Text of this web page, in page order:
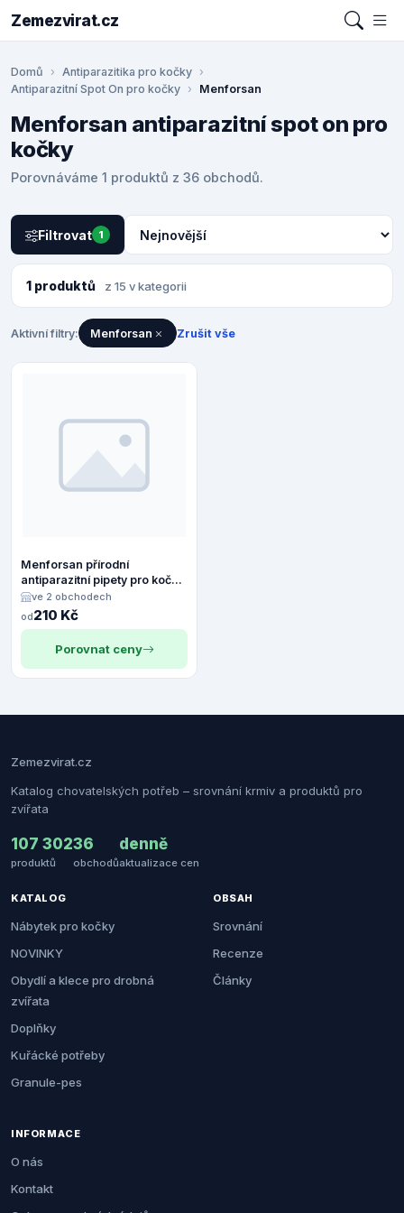
Zemezvirat.cz
Domů
Antiparazitika pro kočky
Antiparazitní Spot On pro kočky
Menforsan
Menforsan antiparazitní spot on pro
kočky
Porovnáváme 1 produktů z 36 obchodů.
Filtrovat 1
1 produktů z 15 v kategorii
Aktivní filtry: Menforsan Zrušit vše
Menforsan přírodní
antiparazitní pipety pro kočky
2x1,5ml
ve 2 obchodech
od210 Kč
Porovnat ceny
Zemezvirat.cz
Katalog chovatelských potřeb – srovnání krmiv a produktů pro
zvířata
107 302
produktů
36
obchodů
denně
aktualizace cen
KATALOG
Nábytek pro kočky
NOVINKY
Obydlí a klece pro drobná
zvířata
Doplňky
Kuřácké potřeby
Granule-pes
OBSAH
Srovnání
Recenze
Články
INFORMACE
O nás
Kontakt